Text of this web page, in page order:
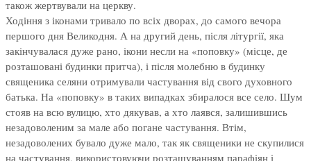
також жертвували на церкву.
Ходіння з іконами тривало по всіх дворах, до самого вечора
першого дня Великодня. А на другий день, після літургії, яка
закінчувалася дуже рано, ікони несли на «поповку» (місце, де
розташовані будинки притча), і після молебню в будинку
священика селяни отримували частування від свого духовного
батька. На «поповку» в таких випадках збиралося все село. Шум
стояв на всю вулицю, хто дякував, а хто лаявся, залишившись
незадоволеним за мале або погане частування. Втім,
незадоволених бувало дуже мало, так як священики не скупилися
на частування, використовуючи розташуванням парафіян і